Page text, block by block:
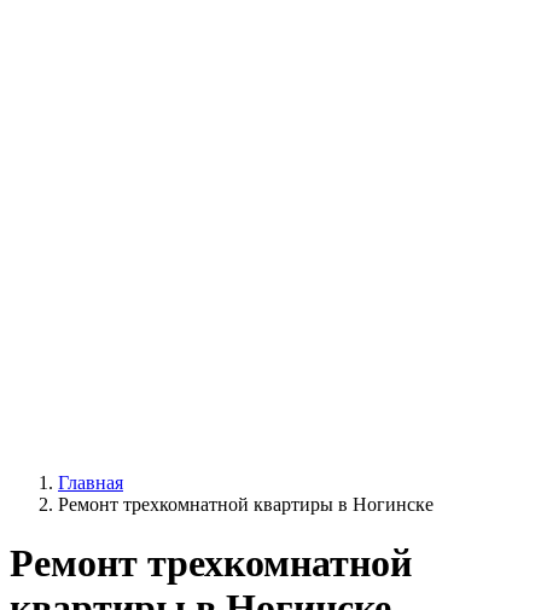
Главная
Ремонт трехкомнатной квартиры в Ногинске
Ремонт трехкомнатной